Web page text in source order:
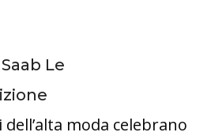
Le
moda celebrano